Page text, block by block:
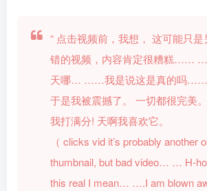
“ 点击视频前，我想， 这可能只是
错的视频，内容肯定很糟糕…… …
天哪… ……我是说这是真的吗
于是我被震撼了。 一切都很完美。
我打满分! 天啊我喜欢它。
（ clicks vid it’s probably another
thumbnail, but bad video… … H-
this real I mean… ….I am blown